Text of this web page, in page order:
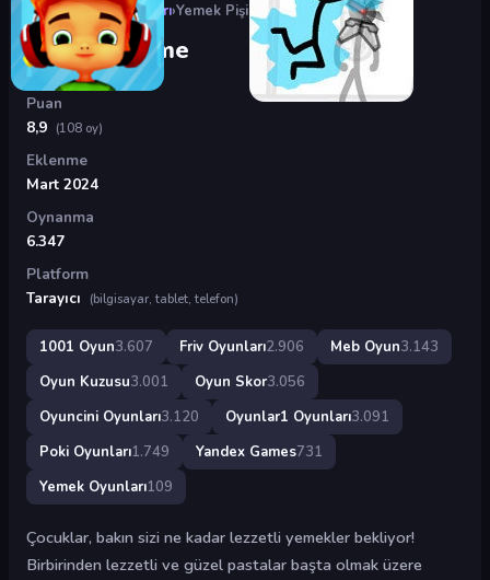
Oyunlar›Friv Oyunları›Yemek Pişirme
Yemek Pişirme
Puan
8,9 (108 oy)
Eklenme
Mart 2024
Oynanma
6.347
Platform
Tarayıcı
(bilgisayar, tablet, telefon)
1001 Oyun3.607 Friv Oyunları2.906 Meb Oyun3.143
Oyun Kuzusu3.001 Oyun Skor3.056
Oyuncini Oyunları3.120 Oyunlar1 Oyunları3.091
Poki Oyunları1.749 Yandex Games731
Yemek Oyunları109
Çocuklar, bakın sizi ne kadar lezzetli yemekler bekliyor!
Birbirinden lezzetli ve güzel pastalar başta olmak üzere